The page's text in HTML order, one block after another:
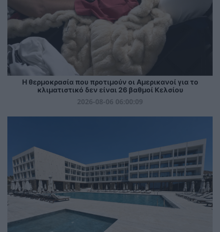
Η θερμοκρασία που προτιμούν οι Αμερικανοί για το
κλιματιστικό δεν είναι 26 βαθμοί Κελσίου
2026-08-06 06:00:09